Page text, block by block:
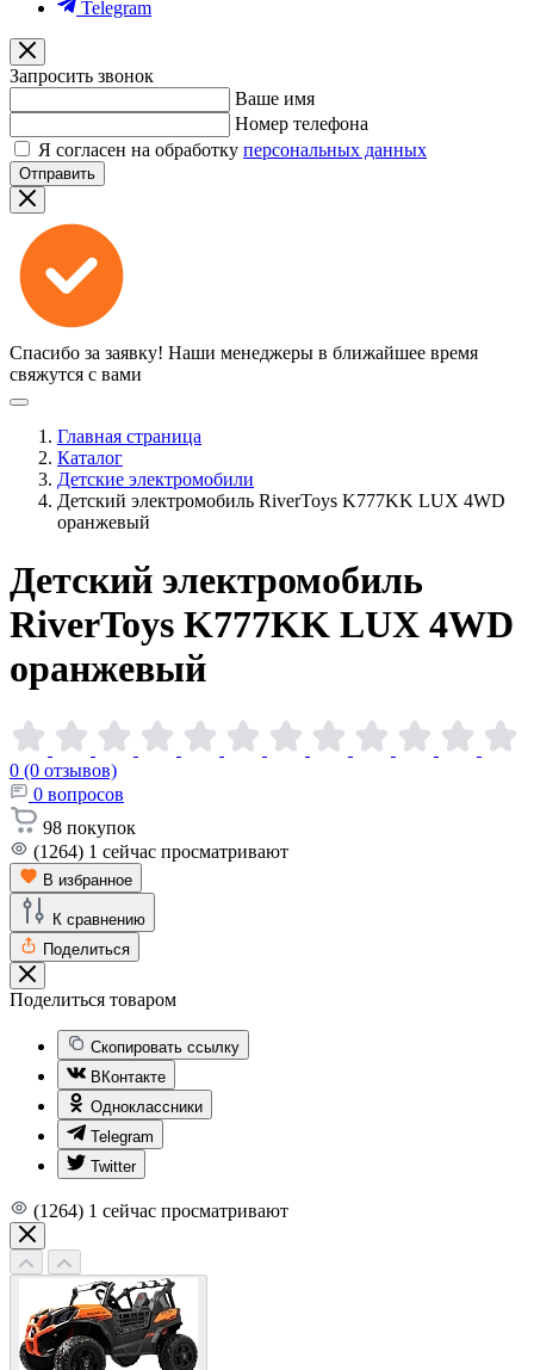
Telegram
Запросить звонок
Ваше имя
Номер телефона
Я согласен на обработку персональных данных
Отправить
Спасибо за заявку! Наши менеджеры в ближайшее время
свяжутся с вами
Главная страница
Каталог
Детские электромобили
Детский электромобиль RiverToys K777KK LUX 4WD
оранжевый
Детский электромобиль
RiverToys K777KK LUX 4WD
оранжевый
0 (0 отзывов)
0 вопросов
98 покупок
(1264) 1 сейчас просматривают
В избранное
К сравнению
Поделиться
Поделиться товаром
Скопировать ссылку
ВКонтакте
Одноклассники
Telegram
Twitter
(1264) 1 сейчас просматривают